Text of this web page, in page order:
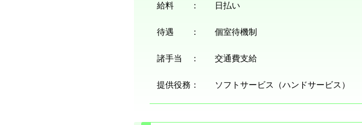
給料 ： 日払い
待遇 ： 個室待機制
諸手当 ： 交通費支給
提供役務： ソフトサービス（ハンドサービス）